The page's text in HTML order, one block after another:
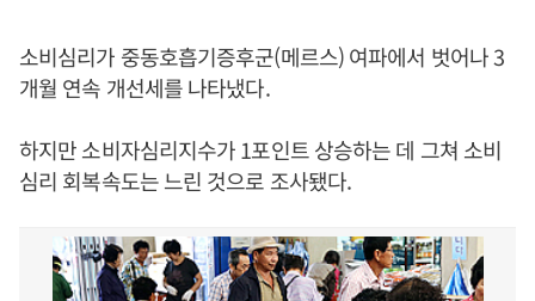
소비심리가 중동호흡기증후군(메르스) 여파에서 벗어나 3
개월 연속 개선세를 나타냈다.
하지만 소비자심리지수가 1포인트 상승하는 데 그쳐 소비
심리 회복속도는 느린 것으로 조사됐다.